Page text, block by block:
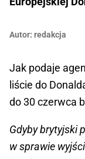
Autor: redakcja
Jak podaje
liście do
do 30 czerwca
Gdyby brytyjski
w sprawie